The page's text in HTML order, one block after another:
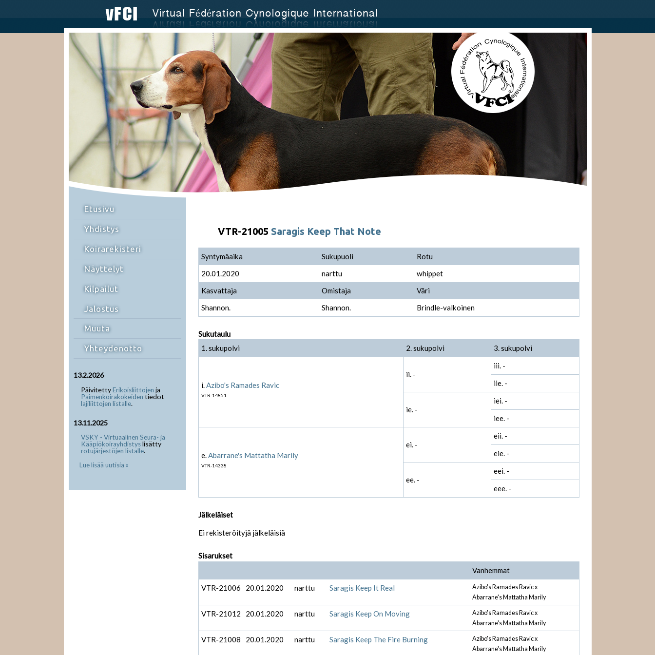
Etusivu
Yhdistys
Koirarekisteri
Näyttelyt
Kilpailut
Jalostus
Muuta
Yhteydenotto
13.2.2026
PäivitettyErikoisliittojen ja
Paimenkoirakokeiden tiedot
lajiliittojen listalle.
13.11.2025
VSKY - Virtuaalinen Seura- ja
Kääpiökoirayhdistyslisätty
rotujärjestöjen listalle.
Lue lisää uutisia »
VTR-21005 Saragis Keep That Note
Syntymäaika Sukupuoli
Rotu
20.01.2020
narttu
whippet
Kasvattaja
Omistaja
Väri
Shannon.
Shannon. Brindle-valkoinen
Sukutaulu
1. sukupolvi
2. sukupolvi 3. sukupolvi
i.Azibo's Ramades Ravic
VTR-14851
ii. -
iii. -
iie. -
ie. -
iei. -
iee. -
e.Abarrane's Mattatha Marily
VTR-14338
ei. -
eii. -
eie. -
ee. -
eei. -
eee. -
Jälkeläiset
Ei rekisteröityjä jälkeläisiä
Sisarukset
Vanhemmat
VTR-21006
20.01.2020 narttu Saragis Keep It Real
Azibo's Ramades Ravic x
Abarrane's Mattatha Marily
VTR-21012 20.01.2020 narttu Saragis Keep On Moving
Azibo's Ramades Ravic x
Abarrane's Mattatha Marily
VTR-21008 20.01.2020 narttu Saragis Keep The Fire Burning
Azibo's Ramades Ravic x
Abarrane's Mattatha Marily